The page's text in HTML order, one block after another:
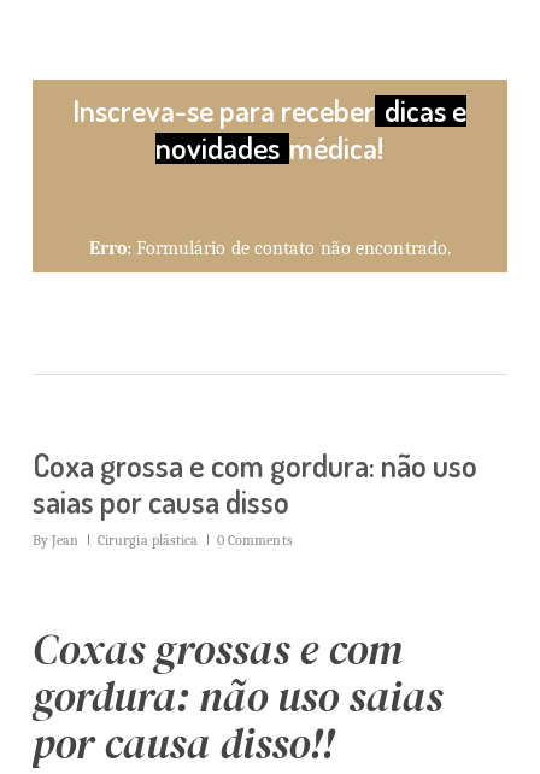
Inscreva-se para receber dicas e
novidades médica!
Erro: Formulário de contato não encontrado.
Coxa grossa e com gordura: não uso
saias por causa disso
By Jean Cirurgia plástica 0 Comments
Coxas grossas e com
gordura: não uso saias
por causa disso!!